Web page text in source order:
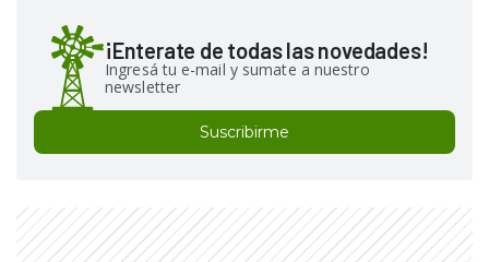
¡Enterate de todas las novedades!
Ingresá tu e-mail y sumate a nuestro
newsletter
Suscribirme